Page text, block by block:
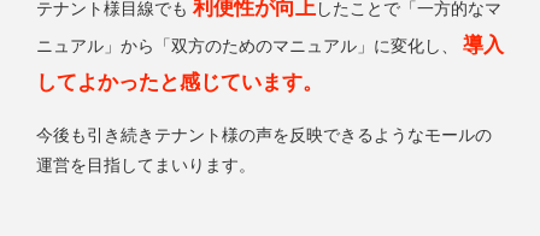
テナント様目線でも 利便性が向上 したことで「一方的なマ
ニュアル」から「双方のためのマニュアル」に変化し、 導入
してよかったと感じています。
今後も引き続きテナント様の声を反映できるようなモールの
運営を目指してまいります。